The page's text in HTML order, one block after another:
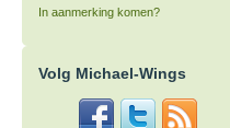
In aanmerking komen?
Volg Michael-Wings